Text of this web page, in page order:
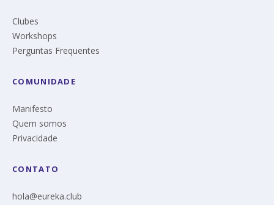
Clubes
Workshops
Perguntas Frequentes
COMUNIDADE
Manifesto
Quem somos
Privacidade
CONTATO
hola@eureka.club